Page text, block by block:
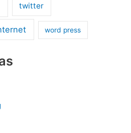
twitter
word press